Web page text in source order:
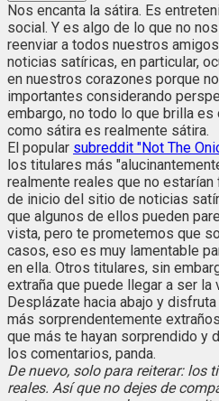
Nos encanta la sátira. Es
social. Y es algo de lo que no
reenviar a todos nuestros
noticias satíricas, en particular,
en nuestros corazones porque
importantes considerando
embargo, no todo lo que brilla
como sátira es realmente sátira.
El popular subreddit "Not The
los titulares más
realmente reales que no estarían
de inicio del sitio de noticias
que algunos de ellos pueden
vista, pero te prometemos que
casos, eso es muy lamentable
en ella. Otros titulares, sin
extraña que puede llegar a ser la
Desplázate hacia abajo y
más sorprendentemente
que más te hayan sorprendido y
los comentarios, panda.
De nuevo, solo para reiterar: los
reales. Así que no dejes de